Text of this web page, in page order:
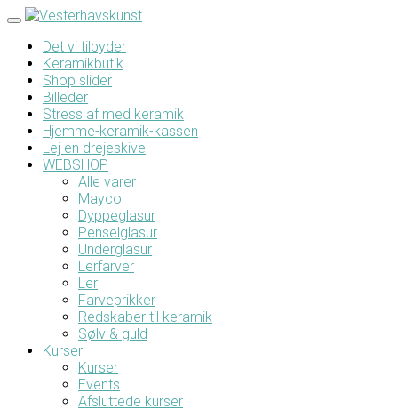
Toggle
navigationDet vi tilbyder
Keramikbutik
Shop slider
Billeder
Stress af med keramik
Hjemme-keramik-kassen
Lej en drejeskive
WEBSHOP
Alle varer
Mayco
Dyppeglasur
Penselglasur
Underglasur
Lerfarver
Ler
Farveprikker
Redskaber til keramik
Sølv & guld
Kurser
Kurser
Events
Afsluttede kurser